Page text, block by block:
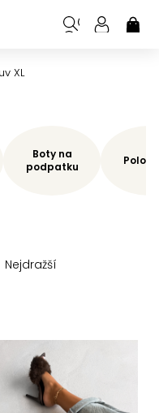
XL
Boty na
podpatku
Nejdražší